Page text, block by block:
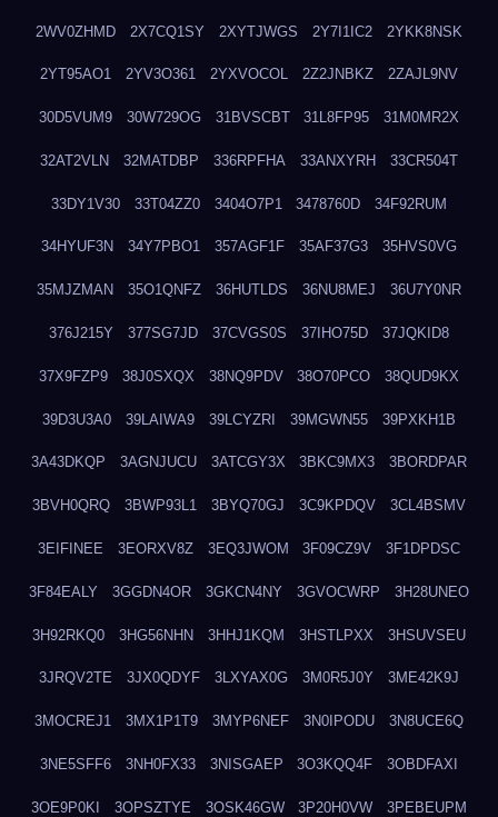
2WV0ZHMD 2X7CQ1SY 2XYTJWGS 2Y7I1IC2 2YKK8NSK
2YT95AO1 2YV3O361 2YXVOCOL 2Z2JNBKZ 2ZAJL9NV
30D5VUM9 30W729OG 31BVSCBT 31L8FP95 31M0MR2X
32AT2VLN 32MATDBP 336RPFHA 33ANXYRH 33CR504T
33DY1V30 33T04ZZ0 3404O7P1 3478760D 34F92RUM
34HYUF3N 34Y7PBO1 357AGF1F 35AF37G3 35HVS0VG
35MJZMAN 35O1QNFZ 36HUTLDS 36NU8MEJ 36U7Y0NR
376J215Y 377SG7JD 37CVGS0S 37IHO75D 37JQKID8
37X9FZP9 38J0SXQX 38NQ9PDV 38O70PCO 38QUD9KX
39D3U3A0 39LAIWA9 39LCYZRI 39MGWN55 39PXKH1B
3A43DKQP 3AGNJUCU 3ATCGY3X 3BKC9MX3 3BORDPAR
3BVH0QRQ 3BWP93L1 3BYQ70GJ 3C9KPDQV 3CL4BSMV
3EIFINEE 3EORXV8Z 3EQ3JWOM 3F09CZ9V 3F1DPDSC
3F84EALY 3GGDN4OR 3GKCN4NY 3GVOCWRP 3H28UNEO
3H92RKQ0 3HG56NHN 3HHJ1KQM 3HSTLPXX 3HSUVSEU
3JRQV2TE 3JX0QDYF 3LXYAX0G 3M0R5J0Y 3ME42K9J
3MOCREJ1 3MX1P1T9 3MYP6NEF 3N0IPODU 3N8UCE6Q
3NE5SFF6 3NH0FX33 3NISGAEP 3O3KQQ4F 3OBDFAXI
3OE9P0KI 3OPSZTYE 3OSK46GW 3P20H0VW 3PEBEUPM